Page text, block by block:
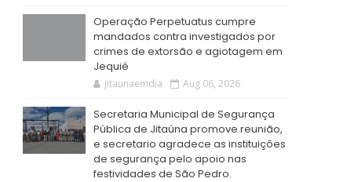
Operação Perpetuatus cumpre
mandados contra investigados por
crimes de extorsão e agiotagem em
Jequié
jitaunaemdia Aug 06, 2026
Secretaria Municipal de Segurança
Pública de Jitaúna promove reunião,
e secretario agradece as instituições
de segurança pelo apoio nas
festividades de São Pedro.